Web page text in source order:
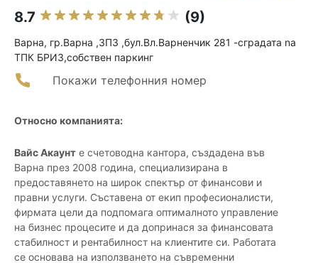
8.7 (9)
Варна, гр.Варна ,ЗПЗ ,бул.Вл.Варненчик 281 -сградатa na
ТПК БРИЗ,собствен паркинг
Покажи телефонния номер
Относно компанията:
Вайс Акаунт е счетоводна кантора, създадена във
Варна през 2008 година, специализирана в
предоставянето на широк спектър от финансови и
правни услуги. Съставена от екип професионалисти,
фирмата цели да подпомага оптималното управление
на бизнес процесите и да допринася за финансовата
стабилност и рентабилност на клиентите си. Работата
се основава на използването на съвременни